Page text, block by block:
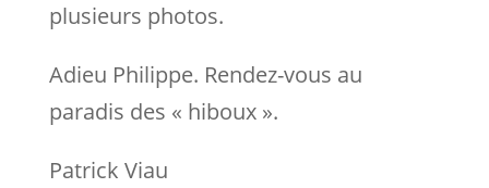
plusieurs photos.
Adieu Philippe. Rendez-vous au
paradis des « hiboux ».
Patrick Viau